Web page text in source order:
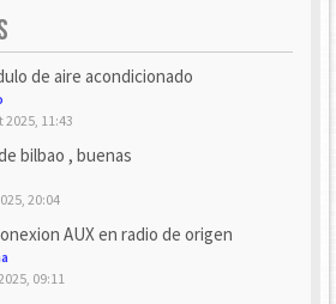
de aire acondicionado
11:43
bilbao , buenas
20:04
AUX en radio de origen
09:11